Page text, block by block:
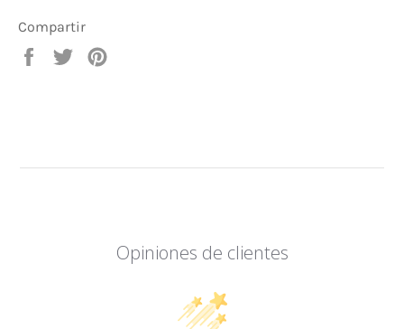
Compartir
Compartir
Tuitear
Opiniones de clientes